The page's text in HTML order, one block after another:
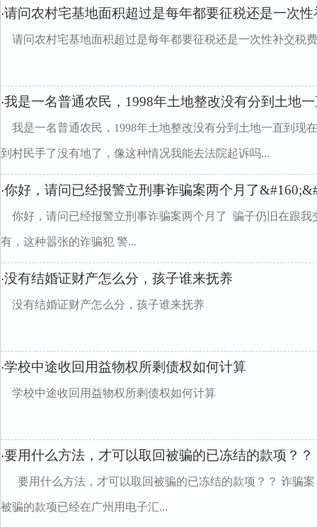
·请问农村宅基地面积超过是每年都要征税还是一次
请问农村宅基地面积超过是每年都要征税还是一次性补交税费
·我是一名普通农民，1998年土地整改没有分到土地
我是一名普通农民，1998年土地整改没有分到土地一直到现
到村民手了没有地了，像这种情况我能去法院起诉吗...
·你好，请问已经报警立刑事诈骗案两个月了
你好，请问已经报警立刑事诈骗案两个月了 骗子仍旧在跟我
有，这种嚣张的诈骗犯 警...
·没有结婚证财产怎么分，孩子谁来抚养
没有结婚证财产怎么分，孩子谁来抚养
·学校中途收回用益物权所剩债权如何计算
学校中途收回用益物权所剩债权如何计算
·要用什么方法，才可以取回被骗的已冻结的款项？？
要用什么方法，才可以取回被骗的已冻结的款项？？ 诈骗
被骗的款项已经在广州用电子汇...